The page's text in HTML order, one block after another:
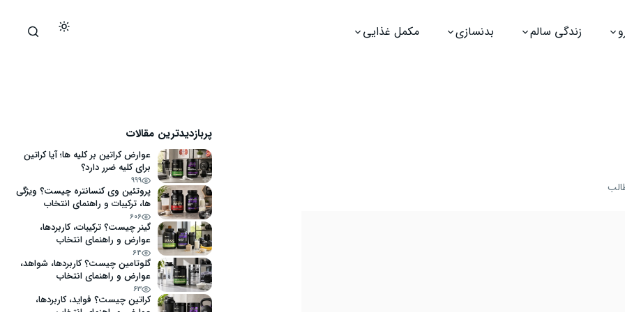
زندگی سالم بدنسازی مکمل غذایی
پربازدیدترین مقالات
عوارض کراتین بر کلیه ها؛ آیا کراتین
برای کلیه ضرر دارد؟
999
پروتئین وی کنسانتره چیست؟ ویژگی
ها، ترکیبات و راهنمای انتخاب
606
گینر چیست؟ ترکیبات، کاربردها،
عوارض و راهنمای انتخاب
64
گلوتامین چیست؟ کاربردها، شواهد،
عوارض و راهنمای انتخاب
63
کراتین چیست؟ فواید، کاربردها،